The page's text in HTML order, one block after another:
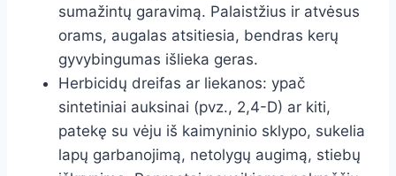
sumažintų garavimą. Palaistžius ir atvėsus
orams, augalas atsitiesia, bendras kerų
gyvybingumas išlieka geras.
Herbicidų dreifas ar liekanos: ypač
sintetiniai auksinai (pvz., 2,4-D) ar kiti,
patekę su vėju iš kaimyninio sklypo, sukelia
lapų garbanojimą, netolygų augimą, stiebų